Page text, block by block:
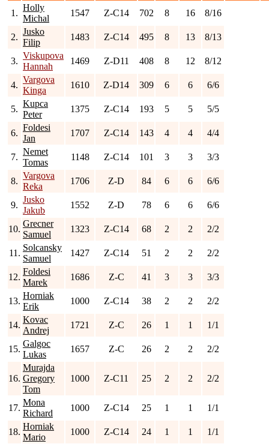
1.
Holly
Michal
1547 Z-C14 702 8 16 8/16
2.
Jusko
Filip
1483 Z-C14 495 8 13 8/13
3.
Viskupova
Hannah
1469 Z-D11 408 8 12 8/12
4.
Vargova
Kinga
1610 Z-D14 309 6 6 6/6
5.
Kupca
Peter
1375 Z-C14 193 5 5 5/5
6.
Foldesi
Jan
1707 Z-C14 143 4 4 4/4
7.
Nemet
Tomas
1148 Z-C14 101 3 3 3/3
8.
Vargova
Reka
1706 Z-D 84 6 6 6/6
9.
Jusko
Jakub
1552 Z-D 78 6 6 6/6
10.
Grecner
Samuel
1323 Z-C14 68 2 2 2/2
11.
Solcansky
Samuel
1427 Z-C14 51 2 2 2/2
12.
Foldesi
Marek
1686 Z-C 41 3 3 3/3
13.
Horniak
Erik
1000 Z-C14 38 2 2 2/2
14.
Kovac
Andrej
1721 Z-C 26 1 1 1/1
15.
Galgoc
Lukas
1657 Z-C 26 2 2 2/2
16.
Murajda
Gregory
Tom
1000 Z-C11 25 2 2 2/2
17.
Mona
Richard
1000 Z-C14 25 1 1 1/1
18.
Horniak
Mario
1000 Z-C14 24 1 1 1/1